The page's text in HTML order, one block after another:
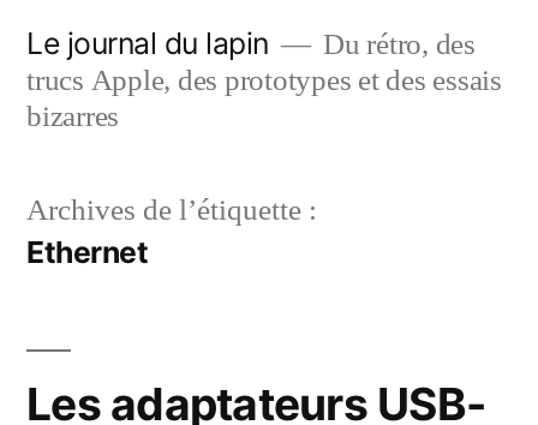
contenu
Le journal du lapin
Du rétro, des
trucs Apple, des prototypes et des essais
bizarres
Archives de l’étiquette :
Ethernet
Les adaptateurs USB-